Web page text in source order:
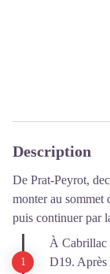
Description
De Prat-Peyrot,
monter au sommet
puis continuer par
À Cabrillac
D19. Après